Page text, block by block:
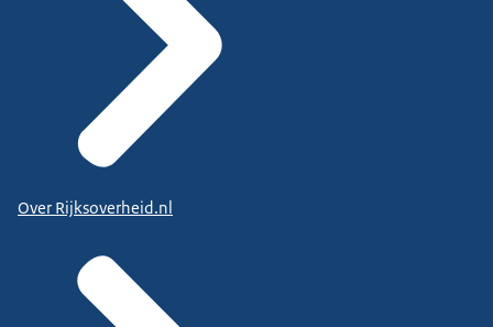
Over Rijksoverheid.nl